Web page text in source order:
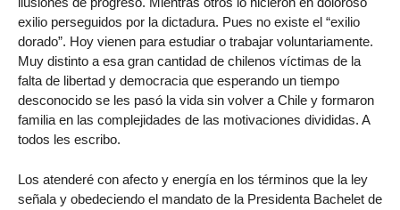
exilio perseguidos por la dictadura. Pues no existe el “exilio
dorado”. Hoy vienen para estudiar o trabajar voluntariamente.
Muy distinto a esa gran cantidad de chilenos víctimas de la
falta de libertad y democracia que esperando un tiempo
desconocido se les pasó la vida sin volver a Chile y formaron
familia en las complejidades de las motivaciones divididas. A
todos les escribo.
Los atenderé con afecto y energía en los términos que la ley
señala y obedeciendo el mandato de la Presidenta Bachelet de